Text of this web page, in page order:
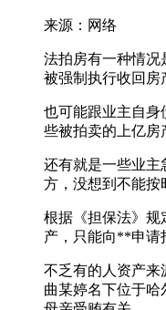
来源：网络
法拍房有一种情况
被强制执行收回房
也可能跟业主自
些被拍卖的上亿房
还有就是一些业主
方，没想到不能按
根据《担保法》规
产，只能向**申请
不乏有的人资产来
曲某婷名下位于